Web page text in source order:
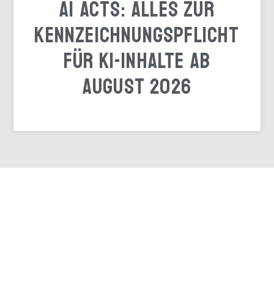
AI Acts: Alles zur
Kennzeichnungspflicht
für KI-Inhalte ab
August 2026